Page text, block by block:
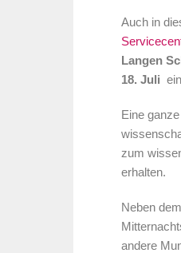
Auch in
Langen
18. Juli
Eine
zum
erhalten.
Neben
andere